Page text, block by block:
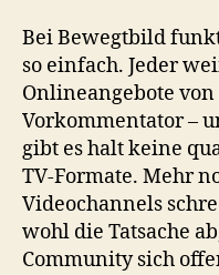
Bei Bewegtbild
so einfach. Jeder
Onlineangebote
Vorkommentator –
gibt es halt keine
TV-Formate. Mehr
Videochannels
wohl die Tatsache
Community sich